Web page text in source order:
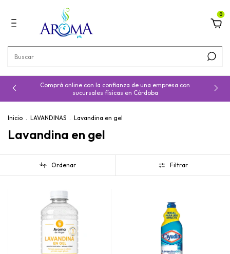
0
Comprá online con la confianza de una empresa con
sucursales físicas en Córdoba
Inicio . LAVANDINAS . Lavandina en gel
Lavandina en gel
Ordenar Filtrar